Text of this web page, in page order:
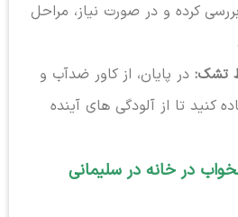
کرده و در صورت نیاز، مراحل
تشک:در پایان، از کاور ضدآب و
کنید تا از آلودگی های آینده
در خانه در سلیمانی